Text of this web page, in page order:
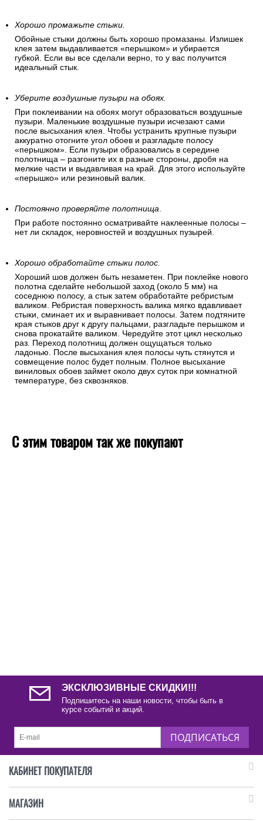
Хорошо промажьте стыки.
Обойные стыки должны быть хорошо промазаны. Излишек
клея затем выдавливается «перышком» и убирается
губкой. Если вы все сделали верно, то у вас получится
идеальный стык.
Уберите воздушные пузыри на обоях.
При поклеивании на обоях могут образоваться воздушные
пузыри. Маленькие воздушные пузыри исчезают сами
после высыхания клея. Чтобы устранить крупные пузыри
аккуратно отогните угол обоев и разгладьте полосу
«перышком». Если пузыри образовались в середине
полотнища – разгоните их в разные стороны, дробя на
мелкие части и выдавливая на край. Для этого используйте
«перышко» или резиновый валик.
Постоянно проверяйте полотнища.
При работе постоянно осматривайте наклеенные полосы –
нет ли складок, неровностей и воздушных пузырей.
Хорошо обработайте стыки полос.
Хороший шов должен быть незаметен. При поклейке нового
полотна сделайте небольшой заход (около 5 мм) на
соседнюю полосу, а стык затем обработайте ребристым
валиком. Ребристая поверхность валика мягко вдавливает
стыки, сминает их и выравнивает полосы. Затем подтяните
края стыков друг к другу пальцами, разгладьте перышком и
снова прокатайте валиком. Чередуйте этот цикл несколько
раз. Переход полотнищ должен ощущаться только
ладонью. После высыхания клея полосы чуть стянутся и
совмещение полос будет полным. Полное высыхание
виниловых обоев займет около двух суток при комнатной
температуре, без сквозняков.
С этим товаром так же покупают
ЭКСКЛЮЗИВНЫЕ СКИДКИ!!!
Подпишитесь на наши новости, чтобы быть в
курсе событий и акций.
ПОДПИСАТЬСЯ
КАБИНЕТ ПОКУПАТЕЛЯ
МАГАЗИН